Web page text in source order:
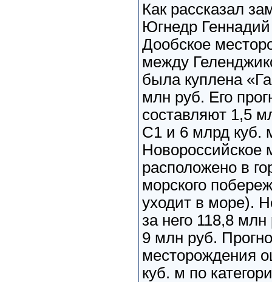
Как рассказал
Югнедр
Дообское
между
была куплена
млн руб. Его
составляют 1,5
С1 и 6 млрд куб.
Новороссийское
расположено в
морского
уходит в море).
за него 118,8
9 млн руб.
месторождения
куб. м по